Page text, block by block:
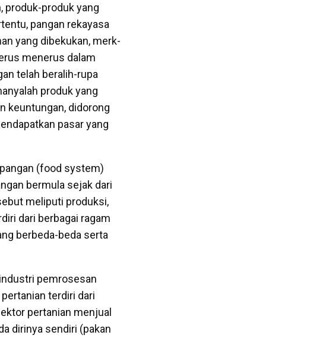
produk-produk yang
pangan rekayasa
yang dibekukan, merk-
menerus dalam
telah beralih-rupa
produk yang
keuntungan, didorong
pasar yang
(food system)
bermula sejak dari
meliputi produksi,
dari berbagai ragam
berbeda-beda serta
pemrosesan
terdiri dari
pertanian menjual
dirinya sendiri (pakan